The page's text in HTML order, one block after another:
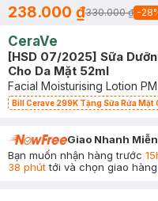
238.000 ₫330.000 ₫ -28
CeraVe
[HSD 07/2025] Sữa
Cho Da Mặt 52ml
Facial Moisturising Lotion PM
Bill Cerave 299K Tặng Sữa Rửa Mặt
Giao Nhanh
Bạn muốn nhận hàng trước
38 phúttới và chọn giao hàng